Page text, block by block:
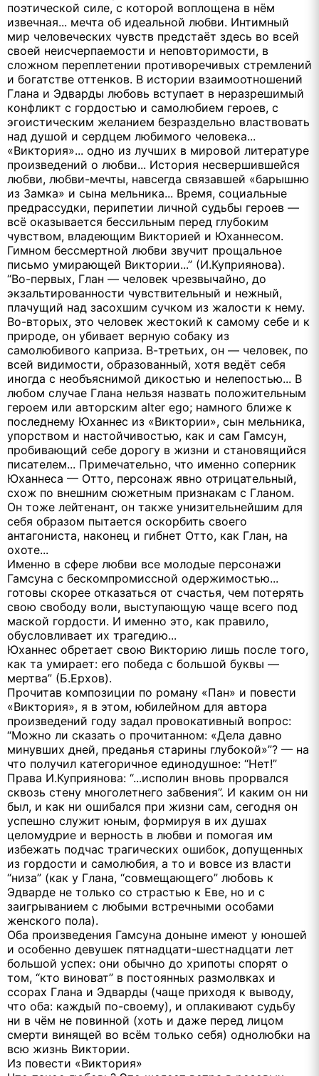
поэтической силе, с которой воплощена в нём
извечная... мечта об идеальной любви. Интимный
мир человеческих чувств предстаёт здесь во всей
своей неисчерпаемости и неповторимости, в
сложном переплетении противоречивых стремлений
и богатстве оттенков. В истории взаимоотношений
Глана и Эдварды любовь вступает в неразрешимый
конфликт с гордостью и самолюбием героев, с
эгоистическим желанием безраздельно властвовать
над душой и сердцем любимого человека...
«Виктория»... одно из лучших в мировой литературе
произведений о любви... История несвершившейся
любви, любви-мечты, навсегда связавшей «барышню
из Замка» и сына мельника... Время, социальные
предрассудки, перипетии личной судьбы героев —
всё оказывается бессильным перед глубоким
чувством, владеющим Викторией и Юханнесом.
Гимном бессмертной любви звучит прощальное
письмо умирающей Виктории...” (И.Куприянова).
“Во-первых, Глан — человек чрезвычайно, до
экзальтированности чувствительный и нежный,
плачущий над засохшим сучком из жалости к нему.
Во-вторых, это человек жестокий к самому себе и к
природе, он убивает верную собаку из
самолюбивого каприза. В-третьих, он — человек, по
всей видимости, образованный, хотя ведёт себя
иногда с необъяснимой дикостью и нелепостью... В
любом случае Глана нельзя назвать положительным
героем или авторским alter ego; намного ближе к
последнему Юханнес из «Виктории», сын мельника,
упорством и настойчивостью, как и сам Гамсун,
пробивающий себе дорогу в жизни и становящийся
писателем... Примечательно, что именно соперник
Юханнеса — Отто, персонаж явно отрицательный,
схож по внешним сюжетным признакам с Гланом.
Он тоже лейтенант, он также унизительнейшим для
себя образом пытается оскорбить своего
антагониста, наконец и гибнет Отто, как Глан, на
охоте...
Именно в сфере любви все молодые персонажи
Гамсуна с бескомпромиссной одержимостью...
готовы скорее отказаться от счастья, чем потерять
свою свободу воли, выступающую чаще всего под
маской гордости. И именно это, как правило,
обусловливает их трагедию...
Юханнес обретает свою Викторию лишь после того,
как та умирает: его победа с большой буквы —
мертва” (Б.Ерхов).
Прочитав композиции по роману «Пан» и повести
«Виктория», я в этом, юбилейном для автора
произведений году задал провокативный вопрос:
“Можно ли сказать о прочитанном: «Дела давно
минувших дней, преданья старины глубокой»”? — на
что получил категоричное единодушное: “Нет!”
Права И.Куприянова: “...исполин вновь прорвался
сквозь стену многолетнего забвения”. И каким он ни
был, и как ни ошибался при жизни сам, сегодня он
успешно служит юным, формируя в их душах
целомудрие и верность в любви и помогая им
избежать подчас трагических ошибок, допущенных
из гордости и самолюбия, а то и вовсе из власти
“низа” (как у Глана, “совмещающего” любовь к
Эдварде не только со страстью к Еве, но и с
заигрыванием с любыми встречными особами
женского пола).
Оба произведения Гамсуна доныне имеют у юношей
и особенно девушек пятнадцати-шестнадцати лет
большой успех: они обычно до хрипоты спорят о
том, “кто виноват” в постоянных размолвках и
ссорах Глана и Эдварды (чаще приходя к выводу,
что оба: каждый по-своему), и оплакивают судьбу
ни в чём не повинной (хоть и даже перед лицом
смерти винящей во всём только себя) однолюбки на
всю жизнь Виктории.
Из повести «Виктория»